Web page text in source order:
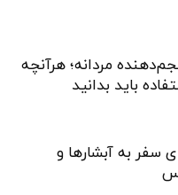
مردانه؛ هرآنچه
باید بدانید
سفر به آبشارها و